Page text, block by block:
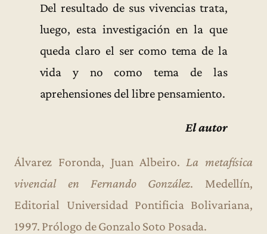
Del resultado de sus vivencias trata,
luego, esta investigación en la que
queda claro el ser como tema de la
vida y no como tema de las
aprehensiones del libre pensamiento.
El autor
Álvarez Foronda, Juan Albeiro. La metafísica
vivencial en Fernando González. Medellín,
Editorial Universidad Pontificia Bolivariana,
1997. Prólogo de Gonzalo Soto Posada.